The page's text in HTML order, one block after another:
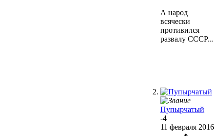
А народ
всячески
противился
развалу СССР...
Пупырчатый
-4
11 февраля 2016